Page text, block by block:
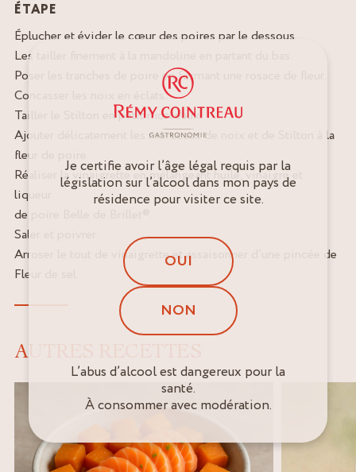
ÉTAPE
Éplucher et évider le cœur des poires par le dessous.
Les tailler finement à la mandoline en partant du bas.
Poser les tranches de poire en formant une rosace de fleur.
Concasser les noix en éclats.
Tailler le Stilton en petit morceaux.
Ajouter délicatement les morceaux de noix et de Stilton à la
fleur de poire.
Réaliser la vinaigrette en mélangeant huile, vinaigre et
liqueur
de poire Belle de Brillet®.
Saler et poivrer.
Arroser le tout de vinaigrette et assaisonner d’une pincée de
Fleur de sel.
AUTRES RECETTES
Je certifie avoir l’âge légal requis par la
législation sur l’alcool dans mon pays de
résidence pour visiter ce site.
OUI
NON
L’abus d’alcool est dangereux pour la
santé.
À consommer avec modération.